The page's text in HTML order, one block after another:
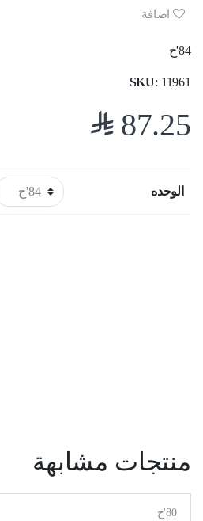
customer
ratings
اضافة
84'ح
SKU: 11961
87.25
$
الوحده
منتجات مشابهة
80'ح